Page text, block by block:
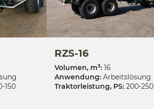
150
RZS-16
Volumen, m³: 16
Anwendung: Arbeitslösung
Traktorleistung, PS: 200-250